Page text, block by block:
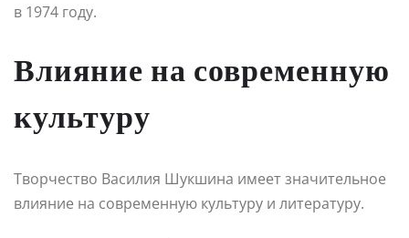
в 1974 году.
Влияние на современную
культуру
Творчество Василия Шукшина имеет значительное
влияние на современную культуру и литературу.